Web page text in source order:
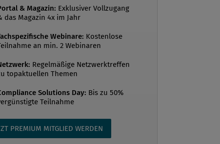
Der VfGH hatte die
zwischen
und gerichtlichem Strafrecht
zu prüfen, ob die Verhängung von
durch eine
& Magazin: Exklusiver Vollzugang
das Magazin 4x im Jahr
Webinare: Kostenlose
an min. 2 Webinaren
Regelmäßige Netzwerktreffen
topaktuellen Themen
Solutions Day: Bis zu 50%
Teilnahme
PREMIUM MITGLIED WERDEN